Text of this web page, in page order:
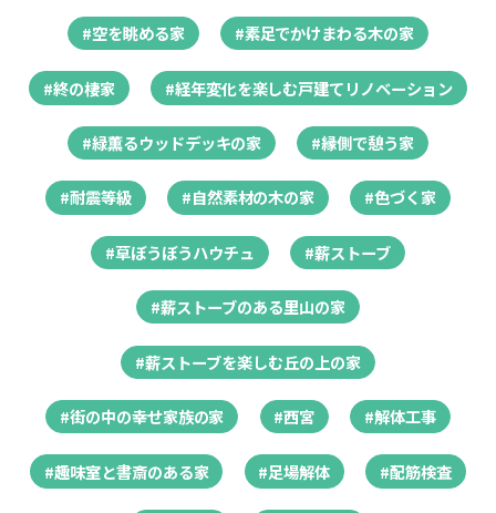
#空を眺める家 #素足でかけまわる木の家
#終の棲家 #経年変化を楽しむ戸建てリノベーション
#緑薫るウッドデッキの家 #縁側で憩う家
#耐震等級 #自然素材の木の家 #色づく家
#草ぼうぼうハウチュ #薪ストーブ
#薪ストーブのある里山の家
#薪ストーブを楽しむ丘の上の家
#街の中の幸せ家族の家 #西宮 #解体工事
#趣味室と書斎のある家 #足場解体 #配筋検査